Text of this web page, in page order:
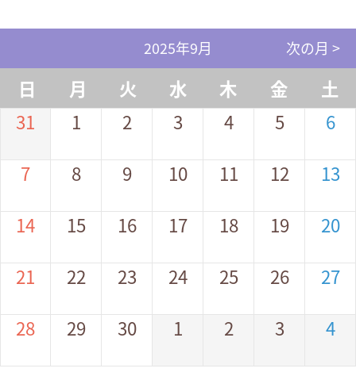
2025年9月 次の月 >
日 月 火 水 木 金
土
31
1 2 3 4 5 6
7 8 9 10 11 12 13
14 15 16 17 18 19 20
21 22 23 24 25 26 27
28 29 30 1 2 3 4